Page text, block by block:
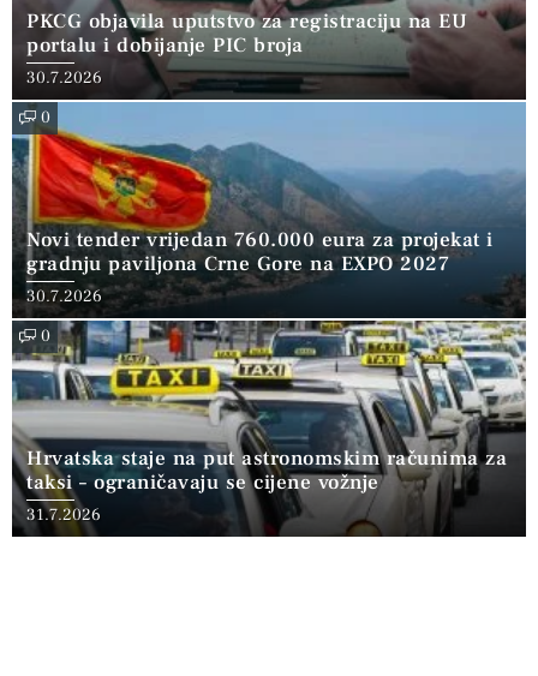
PKCG objavila uputstvo za registraciju na EU
portalu i dobijanje PIC broja
30.7.2026
0
Novi tender vrijedan 760.000 eura za projekat i
gradnju paviljona Crne Gore na EXPO 2027
30.7.2026
0
Hrvatska staje na put astronomskim računima za
taksi – ograničavaju se cijene vožnje
31.7.2026